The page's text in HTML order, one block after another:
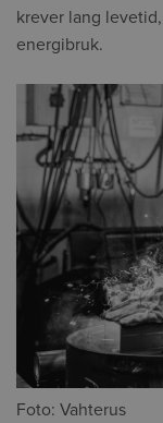
krever lang
energibruk.
Foto: Vahterus